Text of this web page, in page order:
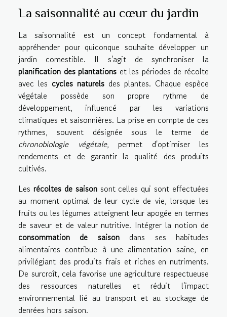
La saisonnalité au cœur du jardin
La saisonnalité est un concept fondamental à
appréhender pour quiconque souhaite développer un
jardin comestible. Il s'agit de synchroniser la
planification des plantations et les périodes de récolte
avec les cycles naturels des plantes. Chaque espèce
végétale possède son propre rythme de
développement, influencé par les variations
climatiques et saisonnières. La prise en compte de ces
rythmes, souvent désignée sous le terme de
chronobiologie végétale, permet d'optimiser les
rendements et de garantir la qualité des produits
cultivés.
Les récoltes de saisonsont celles qui sont effectuées
au moment optimal de leur cycle de vie, lorsque les
fruits ou les légumes atteignent leur apogée en termes
de saveur et de valeur nutritive. Intégrer la notion de
consommation de saisondans ses habitudes
alimentaires contribue à une alimentation saine, en
privilégiant des produits frais et riches en nutriments.
De surcroît, cela favorise une agriculture respectueuse
des ressources naturelles et réduit l'impact
environnemental lié au transport et au stockage de
denrées hors saison.